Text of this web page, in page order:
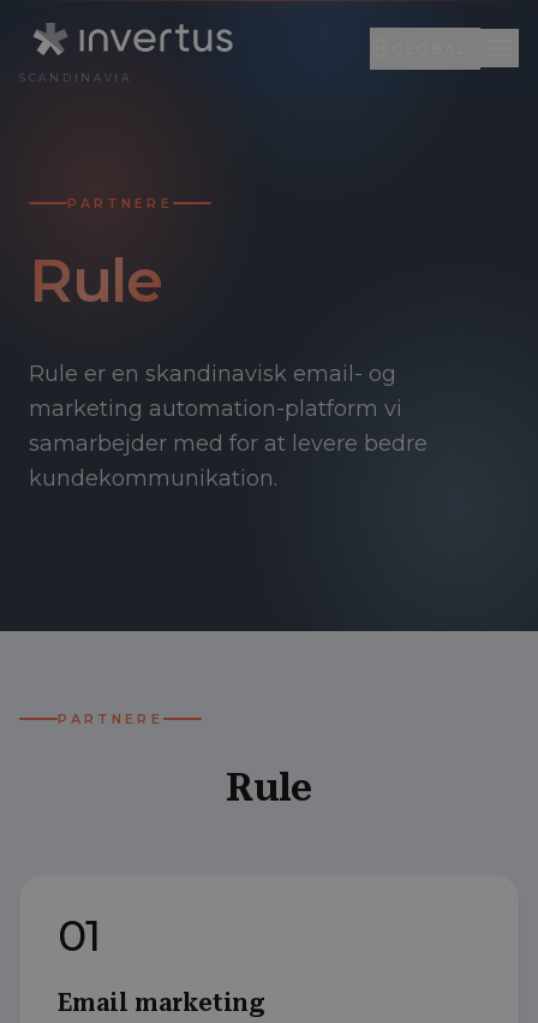
SCANDINAVIA
PARTNERE
Rule
Rule er en skandinavisk email- og
marketing automation-platform vi
samarbejder med for at levere bedre
kundekommunikation.
PARTNERE
Rule
01
Email marketing